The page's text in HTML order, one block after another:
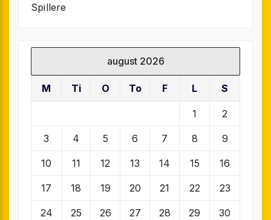
Spillere
august 2026
M Ti O To F L S
1 2
3 4 5 6 7 8 9
10 11 12 13 14 15 16
17 18 19 20 21 22 23
24 25 26 27 28 29 30